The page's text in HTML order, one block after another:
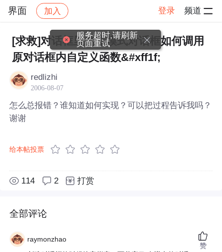
界面 加入 登录 频道
社区 界面 帖子详情
[求救]对话框里的非模式对话框如何调用
原对话框内自定义函数&#xff1f;
redlizhi
2006-08-07
怎么总报错？谁知道如何实现？可以把过程告诉我吗？
谢谢
给本帖投票
114 2 打赏
全部评论
raymonzhao
赞
服务超时,请刷新
页面重试